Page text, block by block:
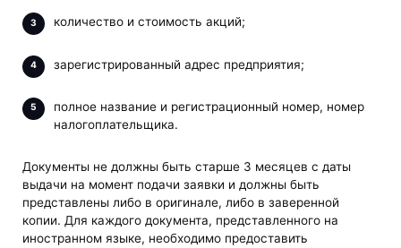
количество и стоимость акций;
зарегистрированный адрес предприятия;
полное название и регистрационный номер, номер
налогоплательщика.
Документы не должны быть старше 3 месяцев с даты
выдачи на момент подачи заявки и должны быть
представлены либо в оригинале, либо в заверенной
копии. Для каждого документа, представленного на
иностранном языке, необходимо предоставить